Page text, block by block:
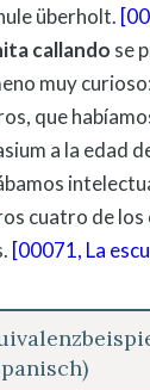
überholt.
callando se
muy
que
a la edad
cuatro de los
[00071, La